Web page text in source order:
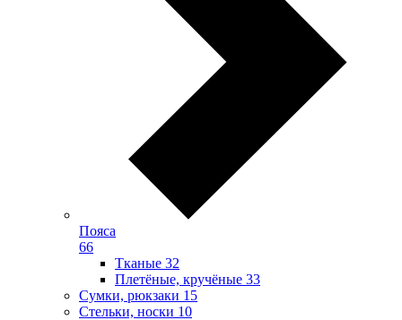
Пояса
66
Тканые 32
Плетёные, кручёные 33
Сумки, рюкзаки 15
Стельки, носки 10